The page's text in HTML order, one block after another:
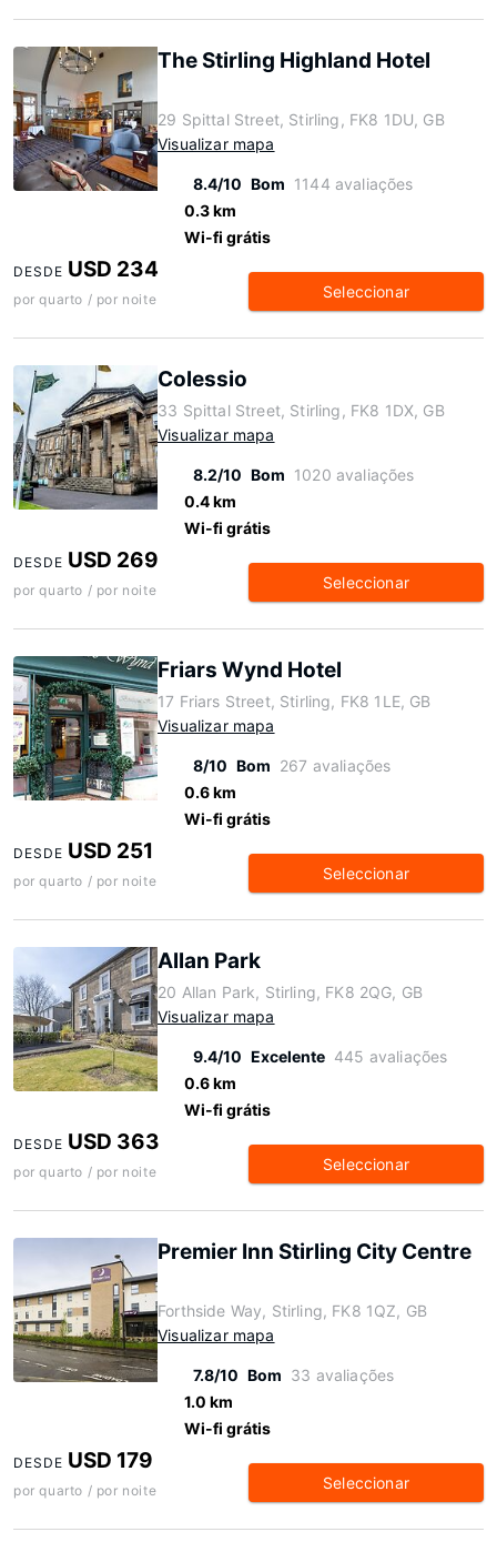
The Stirling Highland Hotel
29 Spittal Street, Stirling, FK8 1DU, GB
Visualizar mapa
8.4/10 Bom 1144 avaliações
0.3 km
Wi-fi grátis
DESDE USD 234
por quarto / por noite Seleccionar
Colessio
33 Spittal Street, Stirling, FK8 1DX, GB
Visualizar mapa
8.2/10 Bom 1020 avaliações
0.4 km
Wi-fi grátis
DESDE USD 269
por quarto / por noite Seleccionar
Friars Wynd Hotel
17 Friars Street, Stirling, FK8 1LE, GB
Visualizar mapa
8/10 Bom 267 avaliações
0.6 km
Wi-fi grátis
DESDE USD 251
por quarto / por noite Seleccionar
Allan Park
20 Allan Park, Stirling, FK8 2QG, GB
Visualizar mapa
9.4/10 Excelente 445 avaliações
0.6 km
Wi-fi grátis
DESDE USD 363
por quarto / por noite Seleccionar
Premier Inn Stirling City Centre
Forthside Way, Stirling, FK8 1QZ, GB
Visualizar mapa
7.8/10 Bom 33 avaliações
1.0 km
Wi-fi grátis
DESDE USD 179
por quarto / por noite Seleccionar